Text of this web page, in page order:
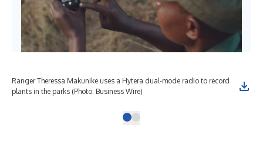
Ranger Theressa Makunike uses a Hytera dual-mode radio to record
plants in the parks (Photo: Business Wire)